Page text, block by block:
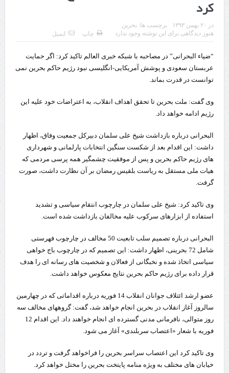
استاندار اردبیل در دیدار دبیر شورای‌عالی مناطق آزاد و ویژه اقتصادی:
راه‌اندازی کامل منطقه آزاد اردبیل-بیله‌سوار و منطقه ویژه اقتصادی نمین تسریع
شود
تخصیص ۳۰۰میلیارد تومان برای تکمیل بزرگراه اردبیل-سرچم
کشف ۱۱ قبضه سلاح کلت کمری توسط مرزبانان هنگ مرزی ارومیه
رئیس سازمان راهداری:
مرز چیلات دهلران می‌تواند مکمل مرز بین‌المللی مهران شود
تردد زائران اربعین در مرزهای خوزستان از مرز یک میلیون و ۴۲۸ هزار نفر
کرد
در ۲۰ بهمن ۱۳۹۳ برچسب ها: بحرین
هنوز دیدگاهی برای این نوشته وجود ندارد
چاپ ایمیل
“ضیاء البحرانی” در مصاحبه با شبکه خبری العالم تاکید کرد: اگر حمایت
عربستان سعودی و پوشش آمریکایی-انگلیسی نبود رژیم حاکم بحرین نمی
توانست در قدرت بماند.
وی گفت: ملت بحرین تا تحقق اهداف انقلاب، به اعتراضات خود علیه این
رژیم ادامه خواهد داد.
البحرانی درباره بازداشت شیخ علی سلمان دبیرکل جمعیت وفاق، اظهار
داشت: این اقدام بعد از شکست سنگین انتخابات پارلمانی و شهرداری
های رژیم حاکم بحرین و پس از موفقیت چشمگیر همه پرسی مردمی که
هیات ملی مستقل به ریاست بلقیس رمضان بر آن نظارت داشت، صورت
گرفت.
وی تاکید کرد: شیخ علی سلمان در چارچوب انتقام سیاسی و تشدید
استفاده از ابزارهای سرکوب علیه مخالفان بازداشت شده است.
البحرانی درباره تصمیم سلب تابعیت 50 مخالف در چارچوب فهرستی
شامل 72 بحرینی، اظهار داشت: این تصمیم که در چارچوب باج خواهی
سیاسی اتخاذ شده و نخبگانی از فعالان و شخصیت های رسانه ای را هدف
قرار داده برای رژیم حاکم بحرین نتایج معکوس خواهد داشت.
عضو ارشد ائتلاف جوانان انقلاب 14 فوریه درباره اقداماتی که در چهارمین
سالروز آغاز انقلاب در بحرین انجام خواهد شد، گفت: گروههای مخالف سه
روز متوالی، نافرمانی مدنی گسترده ای انجام خواهند داد. این اقدام 12
فوریه با شعار «اعتصاب سربلندی» آغاز می شود.
وی تاکید کرد این اعتصاب سراسر بحرین را فراخواهد گرفت و تردد در
خیابان های مختلف به ویژه منامه پایتخت بحرین را مختل خواهد کرد.